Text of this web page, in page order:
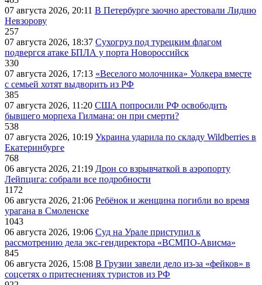
07 августа 2026, 20:11 В Петербурге заочно арестовали Лидию
Невзорову
257
07 августа 2026, 18:37 Сухогруз под турецким флагом
подвергся атаке БПЛА у порта Новороссийск
330
07 августа 2026, 17:13 «Веселого молочника» Уолкера вместе
с семьей хотят выдворить из РФ
385
07 августа 2026, 11:20 США попросили РФ освободить
бывшего морпеха Гилмана: он при смерти?
538
07 августа 2026, 10:19 Украина ударила по складу Wildberries в
Екатеринбурге
768
06 августа 2026, 21:19 Дрон со взрывчаткой в аэропорту
Лейпцига: собрали все подробности
1172
06 августа 2026, 21:06 Ребёнок и женщина погибли во время
урагана в Смоленске
1043
06 августа 2026, 19:06 Суд на Урале приступил к
рассмотрению дела экс-гендиректора «ВСМПО-Ависма»
845
06 августа 2026, 15:08 В Грузии завели дело из-за «фейков» в
соцсетях о притеснениях туристов из РФ